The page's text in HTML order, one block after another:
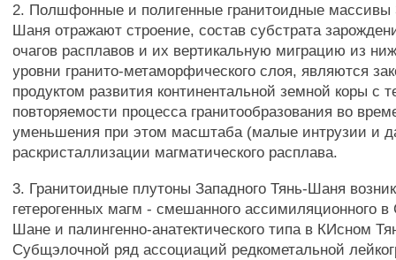
2. Полшфонные и полигенные гранитоидные массивы
Шаня отражают строение, состав субстрата
очагов расплавов и их вертикальную миграцию из
уровни гранито-метаморфического слоя, являются
продуктом развития континентальной земной коры с
повторяемости процесса гранитообразования во
уменьшения при этом масштаба (малые интрузии и
раскристаллизации магматического расплава.
3. Гранитоидные плутоны Западного Тянь-Шаня
гетерогенных магм - смешанного ассимиляционного
Шане и палингенно-анатектического типа в КИсном
Субщэлочной ряд ассоциаций редкометальной